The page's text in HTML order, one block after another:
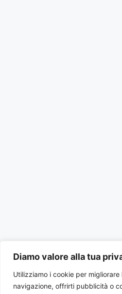
Diamo valore alla tua
Utilizziamo i cookie per
navigazione, offrirti pubblicità o